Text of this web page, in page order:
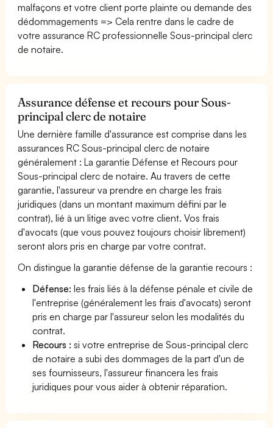
malfaçons et votre client porte plainte ou demande des
dédommagements => Cela rentre dans le cadre de
votre assurance RC professionnelle Sous-principal clerc
de notaire.
Assurance défense et recours pour Sous-
principal clerc de notaire
Une dernière famille d'assurance est comprise dans les
assurances RC Sous-principal clerc de notaire
généralement : La garantie Défense et Recours pour
Sous-principal clerc de notaire. Au travers de cette
garantie, l'assureur va prendre en charge les frais
juridiques (dans un montant maximum défini par le
contrat), lié à un litige avec votre client. Vos frais
d'avocats (que vous pouvez toujours choisir librement)
seront alors pris en charge par votre contrat.
On distingue la garantie défense de la garantie recours :
Défense: les frais liés à la défense pénale et civile de
l'entreprise (généralement les frais d'avocats) seront
pris en charge par l'assureur selon les modalités du
contrat.
Recours : si votre entreprise de Sous-principal clerc
de notaire a subi des dommages de la part d'un de
ses fournisseurs, l'assureur financera les frais
juridiques pour vous aider à obtenir réparation.